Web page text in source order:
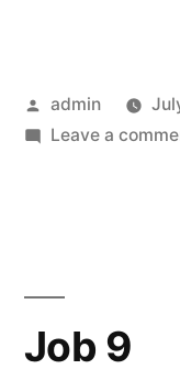
Posted
by
admin
Leave a
Job 9